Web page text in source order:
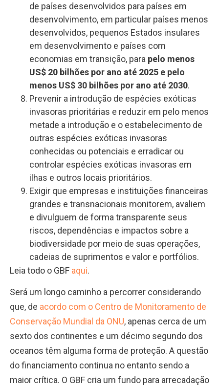
de países desenvolvidos para países em
desenvolvimento, em particular países menos
desenvolvidos, pequenos Estados insulares
em desenvolvimento e países com
economias em transição, para pelo menos
US$ 20 bilhões por ano até 2025 e pelo
menos US$ 30 bilhões por ano até 2030.
Prevenir a introdução de espécies exóticas
invasoras prioritárias e reduzir em pelo menos
metade a introdução e o estabelecimento de
outras espécies exóticas invasoras
conhecidas ou potenciais e erradicar ou
controlar espécies exóticas invasoras em
ilhas e outros locais prioritários.
Exigir que empresas e instituições financeiras
grandes e transnacionais monitorem, avaliem
e divulguem de forma transparente seus
riscos, dependências e impactos sobre a
biodiversidade por meio de suas operações,
cadeias de suprimentos e valor e portfólios.
Leia todo o GBF aqui.
Será um longo caminho a percorrer considerando
que, de acordo com o Centro de Monitoramento de
Conservação Mundial da ONU, apenas cerca de um
sexto dos continentes e um décimo segundo dos
oceanos têm alguma forma de proteção. A questão
do financiamento continua no entanto sendo a
maior crítica. O GBF cria um fundo para arrecadação